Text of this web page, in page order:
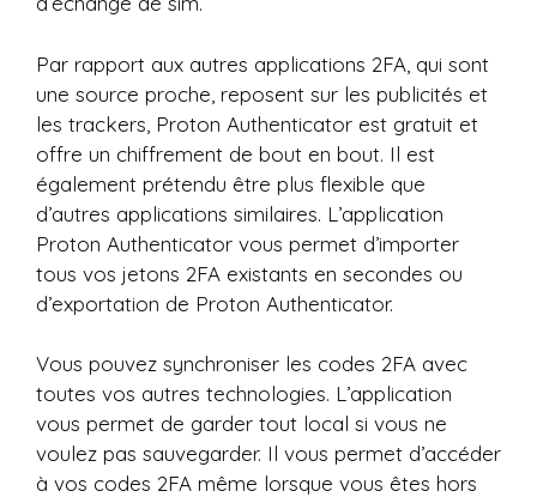
Par rapport aux autres applications 2FA, qui sont
une source proche, reposent sur les publicités et
les trackers, Proton Authenticator est gratuit et
offre un chiffrement de bout en bout. Il est
également prétendu être plus flexible que
d’autres applications similaires. L’application
Proton Authenticator vous permet d’importer
tous vos jetons 2FA existants en secondes ou
d’exportation de Proton Authenticator.
Vous pouvez synchroniser les codes 2FA avec
toutes vos autres technologies. L’application
vous permet de garder tout local si vous ne
voulez pas sauvegarder. Il vous permet d’accéder
à vos codes 2FA même lorsque vous êtes hors